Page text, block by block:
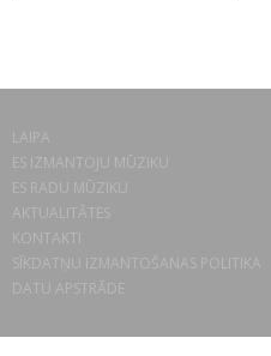
LAIPA
ES IZMANTOJU MŪZIKU
ES RADU MŪZIKU
AKTUALITĀTES
KONTAKTI
SĪKDATŅU IZMANTOŠANAS POLITIKA
DATU APSTRĀDE